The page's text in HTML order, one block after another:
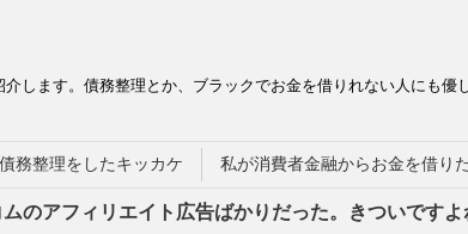
します。債務整理とか、ブラックでお金を借りれない人にも優
務整理をしたキッカケ 私が消費者金融からお金を借り
アフィリエイト広告ばかりだった。きついですよ